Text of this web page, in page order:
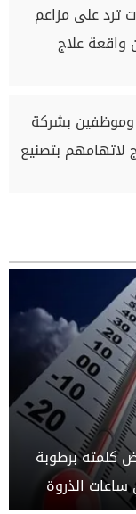
ترد على مزاعم
واقعة علاج
صيادلة وموظفين بشركة
لاتهامهم بتصنيع
كلمته برطوبة
ساعات الذروة